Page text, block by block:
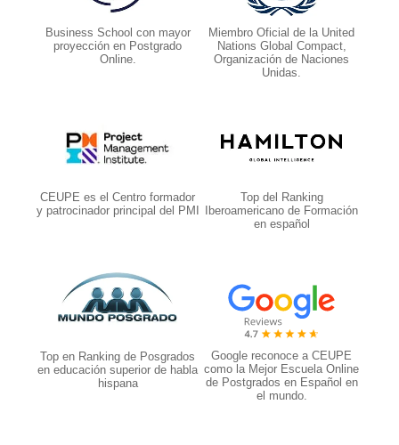
Business School con mayor
proyección en Postgrado
Online.
Miembro Oficial de la United
Nations Global Compact,
Organización de Naciones
Unidas.
CEUPE es el Centro formador
y patrocinador principal del PMI
Top del Ranking
Iberoamericano de Formación
en español
Top en Ranking de Posgrados
en educación superior de habla
hispana
Google reconoce a CEUPE
como la Mejor Escuela Online
de Postgrados en Español en
el mundo.